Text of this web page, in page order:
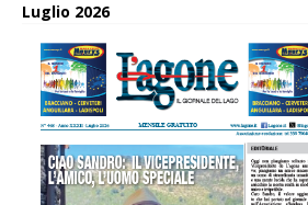
Luglio 2026